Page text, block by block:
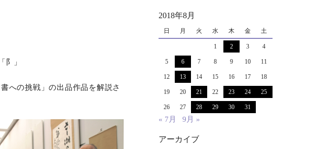
」
への挑戦」の出品作品を解説さ
2018年8月
日 月 火 水 木 金 土
1 2 3 4
5 6 7 8 9 10 11
12 13 14 15 16 17 18
19 20 21 22 23 24 25
26 27 28 29 30 31
« 7月 9月 »
アーカイブ